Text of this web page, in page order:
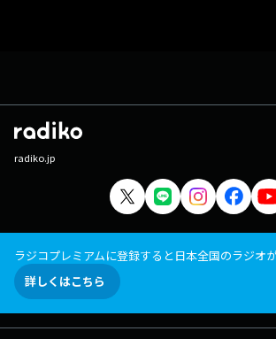
radiko.jp
ラジコプレミアムに登録すると日本全国のラジオ
詳しくはこちら